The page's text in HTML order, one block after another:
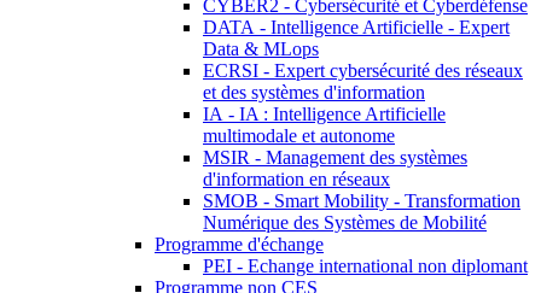
CYBER2 - Cybersécurité et Cyberdéfense
DATA - Intelligence Artificielle - Expert
Data & MLops
ECRSI - Expert cybersécurité des réseaux
et des systèmes d'information
IA - IA : Intelligence Artificielle
multimodale et autonome
MSIR - Management des systèmes
d'information en réseaux
SMOB - Smart Mobility - Transformation
Numérique des Systèmes de Mobilité
Programme d'échange
PEI - Echange international non diplomant
Programme non CES